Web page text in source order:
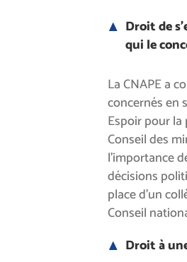
Droit de
qui le
La CNAPE a
concernés en
Espoir pour la
Conseil des
l’importance
décisions
place d’un
Conseil
Droit à